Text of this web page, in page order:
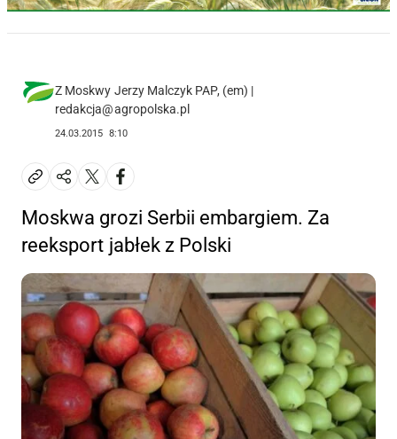
Z Moskwy Jerzy Malczyk PAP, (em) |
redakcja@agropolska.pl
24.03.2015 8:10
Moskwa grozi Serbii embargiem. Za
reeksport jabłek z Polski